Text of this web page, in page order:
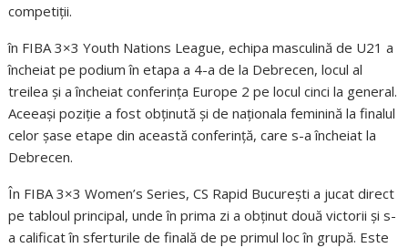
competiții.
în FIBA 3×3 Youth Nations League, echipa masculină de U21 a
încheiat pe podium în etapa a 4-a de la Debrecen, locul al
treilea și a încheiat conferința Europe 2 pe locul cinci la general.
Aceeași poziție a fost obținută și de naționala feminină la finalul
celor șase etape din această conferință, care s-a încheiat la
Debrecen.
În FIBA 3×3 Women’s Series, CS Rapid București a jucat direct
pe tabloul principal, unde în prima zi a obținut două victorii și s-
a calificat în sferturile de finală de pe primul loc în grupă. Este